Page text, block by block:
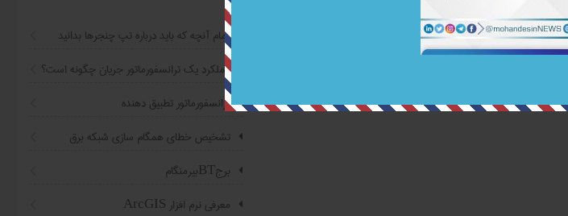
تمام آنچه که باید درباره تپ چنجرها بدانید
عملکرد یک ترانسفورماتور جریان چگونه است؟
ترانسفورماتور تطبیق دهنده
تشخیص خطای همگام سازی شبکه برق
برجBTبیرمنگام
معرفی نرم افزار ArcGIS